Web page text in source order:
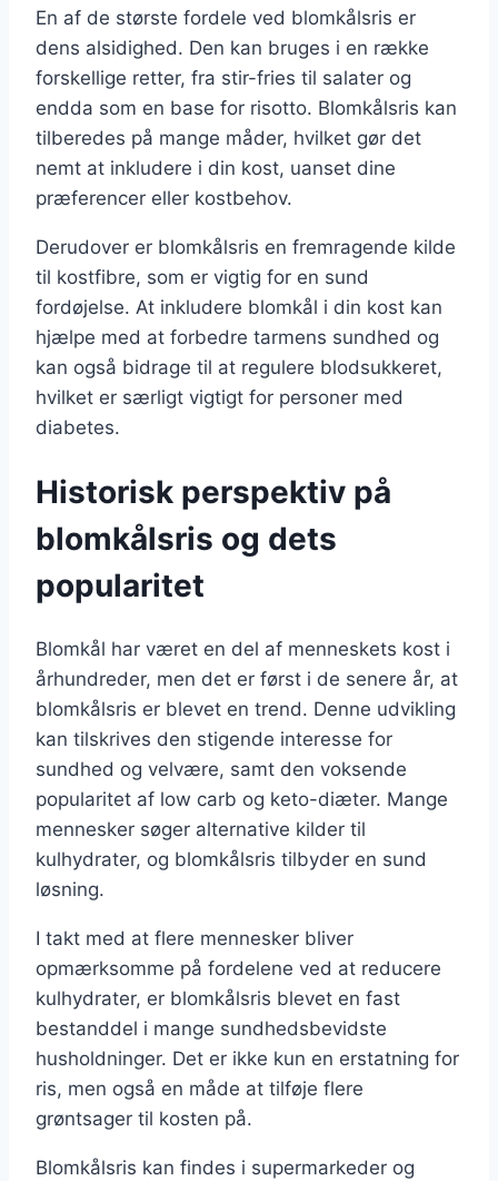
En af de største fordele ved blomkålsris er
dens alsidighed. Den kan bruges i en række
forskellige retter, fra stir-fries til salater og
endda som en base for risotto. Blomkålsris kan
tilberedes på mange måder, hvilket gør det
nemt at inkludere i din kost, uanset dine
præferencer eller kostbehov.
Derudover er blomkålsris en fremragende kilde
til kostfibre, som er vigtig for en sund
fordøjelse. At inkludere blomkål i din kost kan
hjælpe med at forbedre tarmens sundhed og
kan også bidrage til at regulere blodsukkeret,
hvilket er særligt vigtigt for personer med
diabetes.
Historisk perspektiv på
blomkålsris og dets
popularitet
Blomkål har været en del af menneskets kost i
århundreder, men det er først i de senere år, at
blomkålsris er blevet en trend. Denne udvikling
kan tilskrives den stigende interesse for
sundhed og velvære, samt den voksende
popularitet af low carb og keto-diæter. Mange
mennesker søger alternative kilder til
kulhydrater, og blomkålsris tilbyder en sund
løsning.
I takt med at flere mennesker bliver
opmærksomme på fordelene ved at reducere
kulhydrater, er blomkålsris blevet en fast
bestanddel i mange sundhedsbevidste
husholdninger. Det er ikke kun en erstatning for
ris, men også en måde at tilføje flere
grøntsager til kosten på.
Blomkålsris kan findes i supermarkeder og